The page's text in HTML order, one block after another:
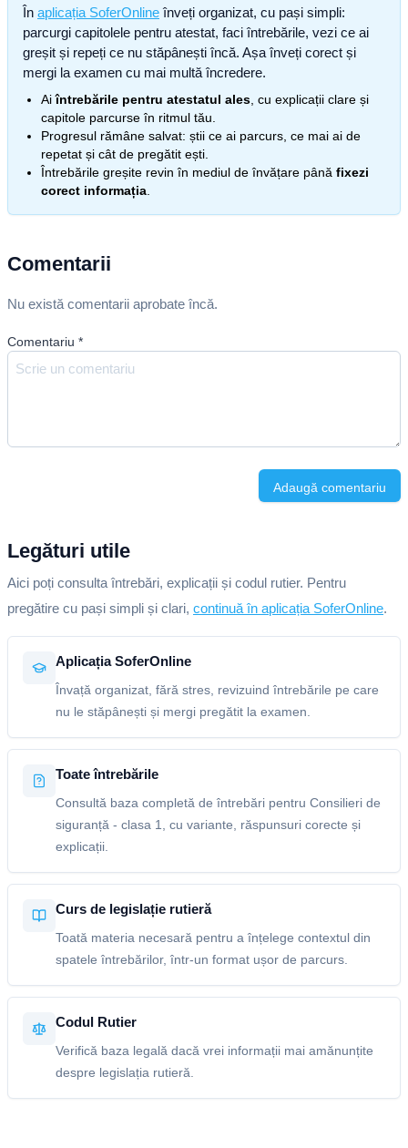
În aplicația SoferOnline înveți organizat, cu pași simpli:
parcurgi capitolele pentru atestat, faci întrebările, vezi ce ai
greșit și repeți ce nu stăpânești încă. Așa înveți corect și
mergi la examen cu mai multă încredere.
Aiîntrebările pentru atestatul ales , cu explicații clare și
capitole parcurse în ritmul tău.
Progresul rămâne salvat: știi ce ai parcurs, ce mai ai de
repetat și cât de pregătit ești.
Întrebările greșite revin în mediul de învățare până fixezi
corect informația
Comentarii
Nu există comentarii aprobate încă.
Comentariu *
Adaugă comentariu
Legături utile
Aici poți consulta întrebări, explicații și codul rutier. Pentru
pregătire cu pași simpli și clari, continuă în aplicația SoferOnline.
Aplicația SoferOnline
Învață organizat, fără stres, revizuind întrebările pe care
nu le stăpânești și mergi pregătit la examen.
Toate întrebările
Consultă baza completă de întrebări pentru Consilieri de
siguranță - clasa 1, cu variante, răspunsuri corecte și
explicații.
Curs de legislație rutieră
Toată materia necesară pentru a înțelege contextul din
spatele întrebărilor, într-un format ușor de parcurs.
Codul Rutier
Verifică baza legală dacă vrei informații mai amănunțite
despre legislația rutieră.